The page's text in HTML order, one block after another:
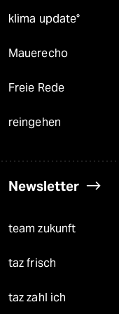
klima update°
Mauerecho
Freie Rede
reingehen
Newsletter
team zukunft
taz frisch
taz zahl ich